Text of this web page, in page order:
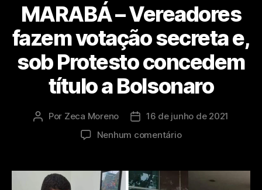
MARABÁ – Vereadores
fazem votação secreta e,
sob Protesto concedem
título a Bolsonaro
Por Zeca Moreno
16 de junho de 2021
Nenhum comentário